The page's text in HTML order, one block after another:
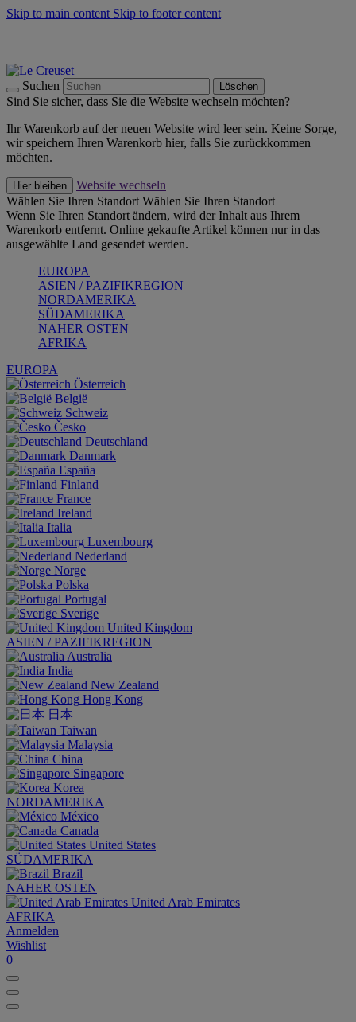
Skip to main content Skip to footer content
Suchen Löschen
Sind Sie sicher, dass Sie die Website wechseln möchten?
Ihr Warenkorb auf der neuen Website wird leer sein. Keine Sorge,
wir speichern Ihren Warenkorb hier, falls Sie zurückkommen
möchten.
Hier bleiben
Website wechseln
Wählen Sie Ihren Standort Wählen Sie Ihren Standort
Wenn Sie Ihren Standort ändern, wird der Inhalt aus Ihrem
Warenkorb entfernt. Online gekaufte Artikel können nur in das
ausgewählte Land gesendet werden.
EUROPA
ASIEN / PAZIFIKREGION
NORDAMERIKA
SÜDAMERIKA
NAHER OSTEN
AFRIKA
EUROPA
Österreich
België
Schweiz
Česko
Deutschland
Danmark
España
Finland
France
Ireland
Italia
Luxembourg
Nederland
Norge
Polska
Portugal
Sverige
United Kingdom
ASIEN / PAZIFIKREGION
Australia
India
New Zealand
Hong Kong
日本
Taiwan
Malaysia
China
Singapore
Korea
NORDAMERIKA
México
Canada
United States
SÜDAMERIKA
Brazil
NAHER OSTEN
United Arab Emirates
AFRIKA
Anmelden
Wishlist
0